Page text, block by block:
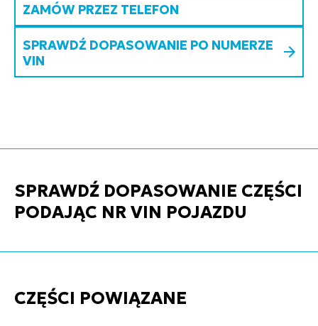
ZAMÓW PRZEZ TELEFON
SPRAWDŹ DOPASOWANIE PO NUMERZE
VIN
SPRAWDŹ DOPASOWANIE CZĘŚCI
PODAJĄC NR VIN POJAZDU
CZĘŚCI POWIĄZANE